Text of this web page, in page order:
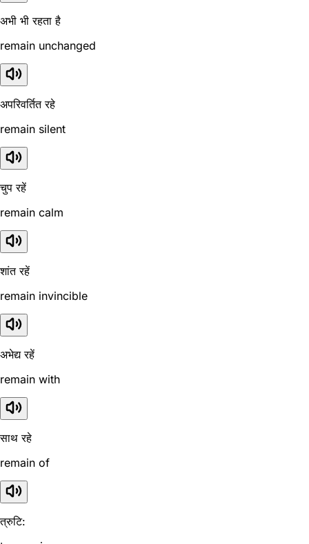
अभी भी रहता है
remain unchanged
अपरिवर्तित रहे
remain silent
चुप रहें
remain calm
शांत रहें
remain invincible
अभेद्य रहें
remain with
साथ रहे
remain of
त्रुटि: